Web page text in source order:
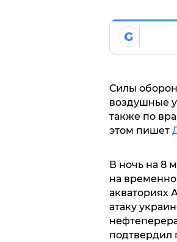
G
Силы
воздушные
также по
этом пишет
В ночь на 8
на
акваториях
атаку
подтвердил